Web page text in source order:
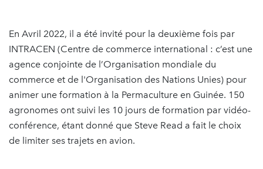
En Avril 2022, il a été invité pour la deuxième fois par
INTRACEN (Centre de commerce international : c’est une
agence conjointe de l’Organisation mondiale du
commerce et de l'Organisation des Nations Unies) pour
animer une formation à la Permaculture en Guinée. 150
agronomes ont suivi les 10 jours de formation par vidéo-
conférence, étant donné que Steve Read a fait le choix
de limiter ses trajets en avion.